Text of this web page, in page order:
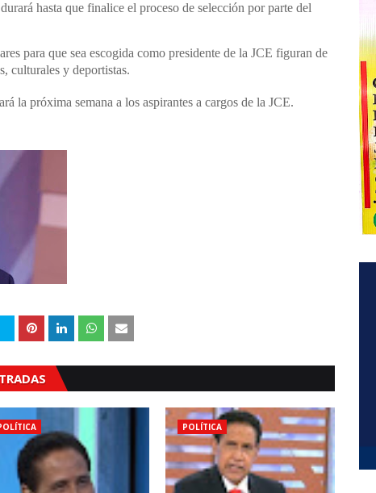
hasta que finalice el proceso de selección por parte del
para que sea escogida como presidente de la JCE figuran de
culturales y deportistas.
la próxima semana a los aspirantes a cargos de la JCE.
POLÍTICA